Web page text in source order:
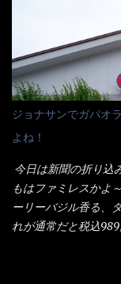
け、韮の葉の部分を
うでしょう？ 見た
イのHPを見ると・・
ム製法で仕上げた、
の旨味に数種類の唐
れた醤油ベースのス
することに風味と辛
全体に馴染ませるた
ないかぁ～ モヤシ
りづらい！（緑豆モ
だよ） それに細ス
韮の緑と卵の黄色も
ブン皿で焼いて、大
をよーく見たら表面
た・・・チーズに焦
ことをオススメしま
ろう） 早速タバスコ
いよ！ 久しぶりだ
感・・・懐かしい～
みたら、これが凄く
当たりだね） 今回新
味しさとダイソーの
度認識できました。
ジョナサンでガパオ
よね！
今日は新聞の折り込
もはファミレスかよ
ーリーバジル香る、
れが通常だと税込